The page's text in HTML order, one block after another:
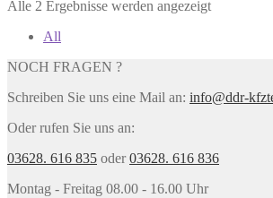
Alle 2 Ergebnisse werden angezeigt
All
NOCH FRAGEN ?
Schreiben Sie uns eine Mail an: info@ddr-
Oder rufen Sie uns an:
03628. 616 835 oder03628. 616 836
Montag - Freitag 08.00 - 16.00 Uhr